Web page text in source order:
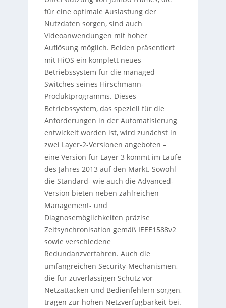
für eine optimale Auslastung der
Nutzdaten sorgen, sind auch
Videoanwendungen mit hoher
Auflösung möglich. Belden präsentiert
mit HiOS ein komplett neues
Betriebssystem für die managed
Switches seines Hirschmann-
Produktprogramms. Dieses
Betriebssystem, das speziell für die
Anforderungen in der Automatisierung
entwickelt worden ist, wird zunächst in
zwei Layer-2-Versionen angeboten –
eine Version für Layer 3 kommt im Laufe
des Jahres 2013 auf den Markt. Sowohl
die Standard- wie auch die Advanced-
Version bieten neben zahlreichen
Management- und
Diagnosemöglichkeiten präzise
Zeitsynchronisation gemäß IEEE1588v2
sowie verschiedene
Redundanzverfahren. Auch die
umfangreichen Security-Mechanismen,
die für zuverlässigen Schutz vor
Netzattacken und Bedienfehlern sorgen,
tragen zur hohen Netzverfügbarkeit bei.